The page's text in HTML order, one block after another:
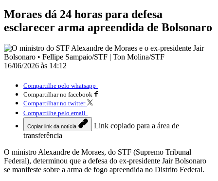
Moraes dá 24 horas para defesa
esclarecer arma apreendida de Bolsonaro
16/06/2026 às 14:12
Compartilhe pelo whatsapp
Compartilhar no facebook
Compartilhar no twitter
Compartilhe pelo email
Copiar link da notícia
Link copiado para a área de
transferência
O ministro Alexandre de Moraes, do STF (Supremo Tribunal
Federal), determinou que a defesa do ex-presidente Jair Bolsonaro
se manifeste sobre a arma de fogo apreendida no Distrito Federal.